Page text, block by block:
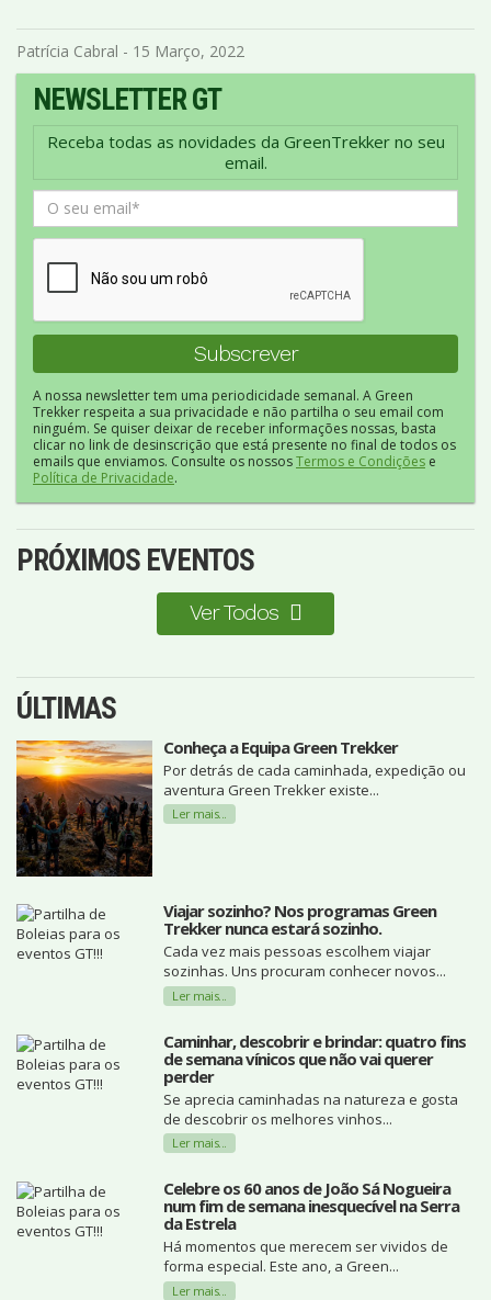
Patrícia Cabral - 15 Março, 2022
NEWSLETTER GT
Receba todas as novidades da GreenTrekker no seu
email.
A nossa newsletter tem uma periodicidade semanal. A Green
Trekker respeita a sua privacidade e não partilha o seu email com
ninguém. Se quiser deixar de receber informações nossas, basta
clicar no link de desinscrição que está presente no final de todos os
emails que enviamos. Consulte os nossosTermos e Condições e
Política de Privacidade.
PRÓXIMOS EVENTOS
Ver Todos
ÚLTIMAS
Conheça a Equipa Green Trekker
Por detrás de cada caminhada, expedição ou
aventura Green Trekker existe...
Ler mais...
Viajar sozinho? Nos programas Green
Trekker nunca estará sozinho.
Cada vez mais pessoas escolhem viajar
sozinhas. Uns procuram conhecer novos...
Ler mais...
Caminhar, descobrir e brindar: quatro fins
de semana vínicos que não vai querer
perder
Se aprecia caminhadas na natureza e gosta
de descobrir os melhores vinhos...
Ler mais...
Celebre os 60 anos de João Sá Nogueira
num fim de semana inesquecível na Serra
da Estrela
Há momentos que merecem ser vividos de
forma especial. Este ano, a Green...
Ler mais...